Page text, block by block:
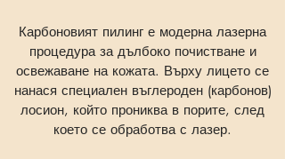
Карбоновият пилинг е модерна лазерна
процедура за дълбоко почистване и
освежаване на кожата. Върху лицето се
нанася специален въглероден (карбонов)
лосион, който прониква в порите, след
което се обработва с лазер.